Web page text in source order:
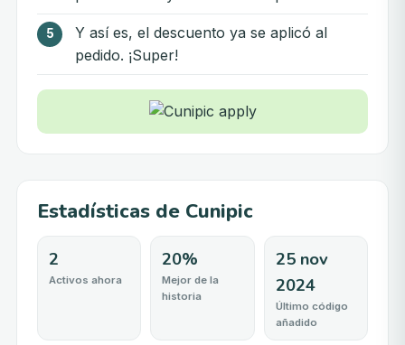
Y así es, el descuento ya se aplicó al
pedido. ¡Super!
Estadísticas de Cunipic
2
Activos ahora
20%
Mejor de la
historia
25 nov
2024
Último código
añadido